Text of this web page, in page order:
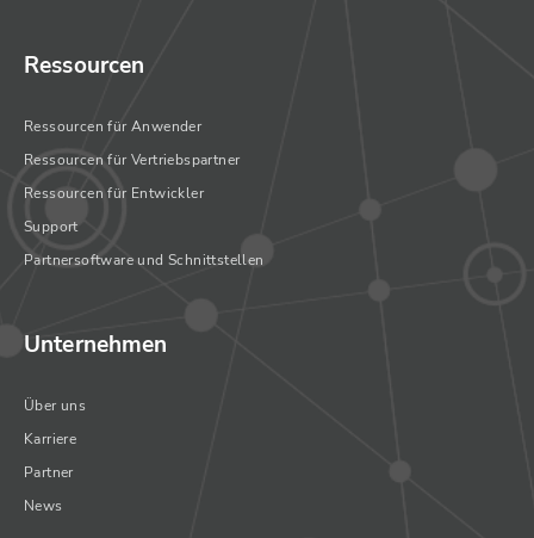
Ressourcen
Ressourcen für Anwender
Ressourcen für Vertriebspartner
Ressourcen für Entwickler
Support
Partnersoftware und Schnittstellen
Unternehmen
Über uns
Karriere
Partner
News